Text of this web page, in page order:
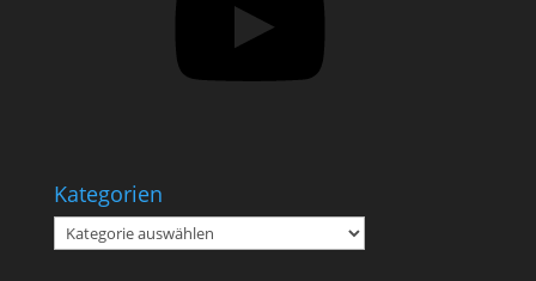
Kategorien
Kategorien